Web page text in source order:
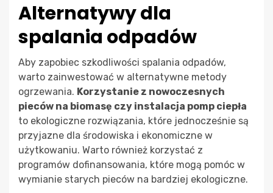
Alternatywy dla
spalania odpadów
Aby zapobiec szkodliwości spalania odpadów,
warto zainwestować w alternatywne metody
ogrzewania. Korzystanie z nowoczesnych
pieców na biomasę czy instalacja pomp ciepła
to ekologiczne rozwiązania, które jednocześnie są
przyjazne dla środowiska i ekonomiczne w
użytkowaniu. Warto również korzystać z
programów dofinansowania, które mogą pomóc w
wymianie starych pieców na bardziej ekologiczne.